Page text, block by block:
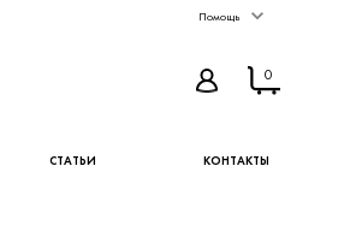
Помощь
0
СТАТЬИ КОНТАКТЫ